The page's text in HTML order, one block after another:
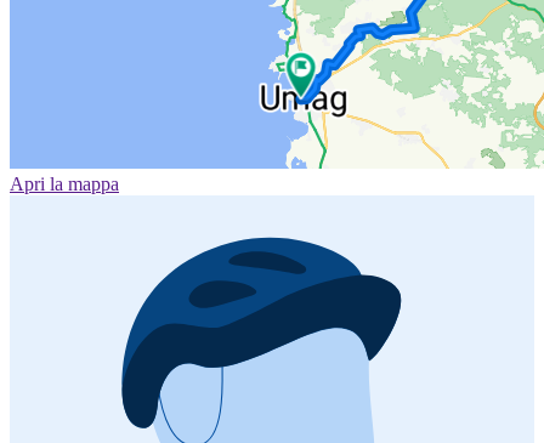
Apri la mappa